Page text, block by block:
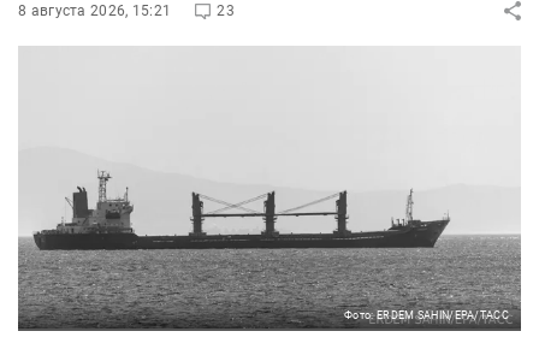
8 августа 2026, 15:21 23
Фото: ERDEM SAHIN/EPA/ТАСС